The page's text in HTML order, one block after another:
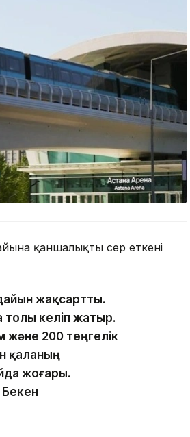
қаншалықты әсер еткені
жақсартты.
толы келіп жатыр.
және 200 теңгелік
қаланың
жоғары.
Бекен